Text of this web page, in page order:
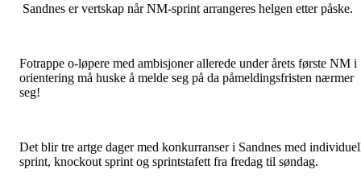
Sandnes er vertskap når NM-sprint arrangeres helgen etter påske.
Fotrappe o-løpere med ambisjoner allerede under årets første NM i
orientering må huske å melde seg på da påmeldingsfristen nærmer
seg!
Det blir tre artge dager med konkurranser i Sandnes med
sprint, knockout sprint og sprintstafett fra fredag til søndag.